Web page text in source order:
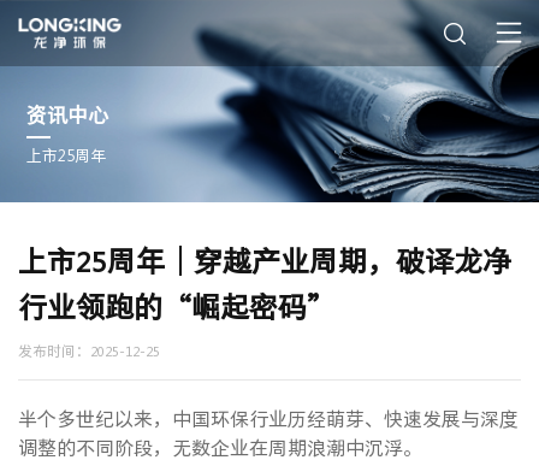
资讯中心
上市25周年
上市25周年｜穿越产业周期，破译龙净
行业领跑的“崛起密码”
发布时间：2025-12-25
半个多世纪以来，中国环保行业历经萌芽、快速发展与深度
调整的不同阶段，无数企业在周期浪潮中沉浮。